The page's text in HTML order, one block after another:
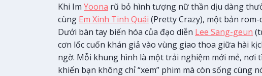
Khi Im Yoona rũ bỏ hình tượng nữ thần dịu dàng
cùng Em Xinh Tinh Quái (Pretty Crazy), một bản rom-
Dưới bàn tay biến hóa của đạo diễn Lee Sang-geun
cơn lốc cuốn khán giả vào vùng giao thoa giữa hài
ngờ. Mỗi khung hình là một trải nghiệm mới mẻ, nơi
khiến bạn không chỉ “xem” phim mà còn sống cùng